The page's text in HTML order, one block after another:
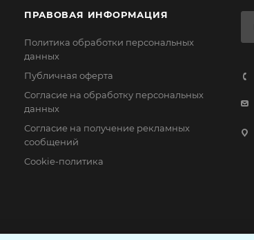
ПРАВОВАЯ ИНФОРМАЦИЯ
Политика обработки персональных
данных
Публичная оферта
Согласие на обработку персональных
данных
Согласие на получение рекламных
сообщений
Cookie-политика